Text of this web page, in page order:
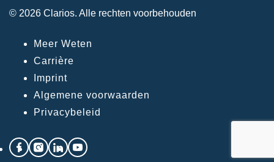
© 2026 Clarios. Alle rechten voorbehouden
Meer Weten
Carrière
Imprint
Algemene voorwaarden
Privacybeleid